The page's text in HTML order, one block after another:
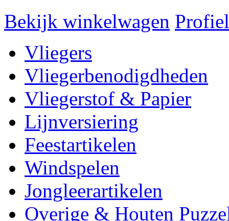
Bekijk winkelwagen Profiel
Vliegers
Vliegerbenodigdheden
Vliegerstof & Papier
Lijnversiering
Feestartikelen
Windspelen
Jongleerartikelen
Overige & Houten